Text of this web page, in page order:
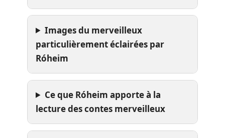
Images du merveilleux
particulièrement éclairées par
Róheim
Ce que Róheim apporte à la
lecture des contes merveilleux